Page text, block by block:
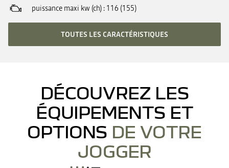
puissance maxi kw (ch) 116 (155)
TOUTES LES CARACTÉRISTIQUES
DÉCOUVREZ LES
ÉQUIPEMENTS ET
OPTIONS DE VOTRE
JOGGER